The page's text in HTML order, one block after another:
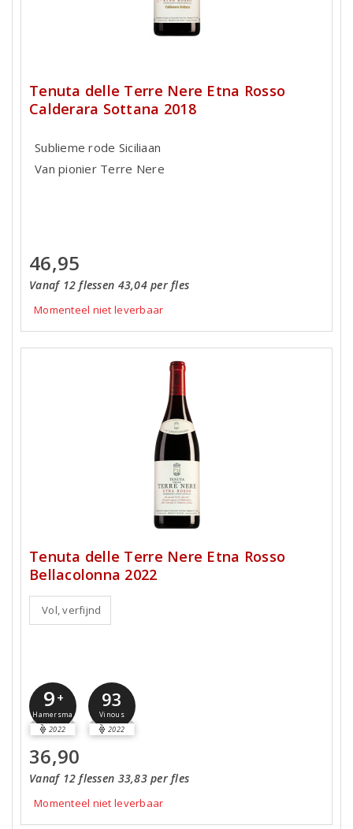
Tenuta delle Terre Nere Etna Rosso
Calderara Sottana 2018
Sublieme rode Siciliaan
Van pionier Terre Nere
46,95
Vanaf 12 flessen 43,04 per fles
Momenteel niet leverbaar
Tenuta delle Terre Nere Etna Rosso
Bellacolonna 2022
Vol, verfijnd
9 +
Hamersma
2022
93
Vinous
2022
36,90
Vanaf 12 flessen 33,83 per fles
Momenteel niet leverbaar